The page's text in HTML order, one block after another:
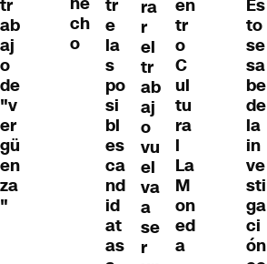
tr
ab
aj
o
de
"v
er
gü
en
za
"
ch
o
tr
e
la
s
po
si
bl
es
ca
nd
id
at
as
ra
r
el
tr
ab
aj
o
vu
el
va
a
se
r
en
tr
o
C
ul
tu
ra
l
La
M
on
ed
a
Es
to
se
sa
be
de
la
in
ve
sti
ga
ci
ón